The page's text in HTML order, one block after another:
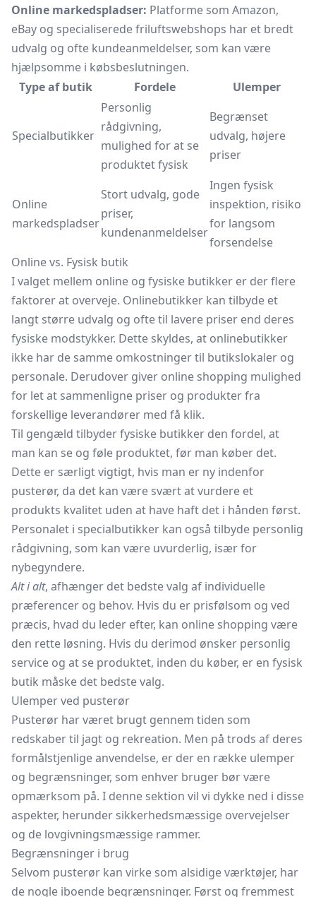
Online markedspladser: Platforme som Amazon,
eBay og specialiserede friluftswebshops har et bredt
udvalg og ofte kundeanmeldelser, som kan være
hjælpsomme i købsbeslutningen.
Type af butik
Fordele Ulemper
Specialbutikker
Personlig
rådgivning,
mulighed for at se
produktet fysisk
Begrænset
udvalg, højere
priser
Online
markedspladser
Stort udvalg, gode
priser,
kundenanmeldelser
Ingen fysisk
inspektion, risiko
for langsom
forsendelse
Online vs. Fysisk butik
I valget mellem online og fysiske butikker er der flere
faktorer at overveje. Onlinebutikker kan tilbyde et
langt større udvalg og ofte til lavere priser end deres
fysiske modstykker. Dette skyldes, at onlinebutikker
ikke har de samme omkostninger til butikslokaler og
personale. Derudover giver online shopping mulighed
for let at sammenligne priser og produkter fra
forskellige leverandører med få klik.
Til gengæld tilbyder fysiske butikker den fordel, at
man kan se og føle produktet, før man køber det.
Dette er særligt vigtigt, hvis man er ny indenfor
pusterør, da det kan være svært at vurdere et
produkts kvalitet uden at have haft det i hånden først.
Personalet i specialbutikker kan også tilbyde personlig
rådgivning, som kan være uvurderlig, især for
nybegyndere.
Alt i alt, afhænger det bedste valg af individuelle
præferencer og behov. Hvis du er prisfølsom og ved
præcis, hvad du leder efter, kan online shopping være
den rette løsning. Hvis du derimod ønsker personlig
service og at se produktet, inden du køber, er en fysisk
butik måske det bedste valg.
Ulemper ved pusterør
Pusterør har været brugt gennem tiden som
redskaber til jagt og rekreation. Men på trods af deres
formålstjenlige anvendelse, er der en række ulemper
og begrænsninger, som enhver bruger bør være
opmærksom på. I denne sektion vil vi dykke ned i disse
aspekter, herunder sikkerhedsmæssige overvejelser
og de lovgivningsmæssige rammer.
Begrænsninger i brug
Selvom pusterør kan virke som alsidige værktøjer, har
de nogle iboende begrænsninger. Først og fremmest